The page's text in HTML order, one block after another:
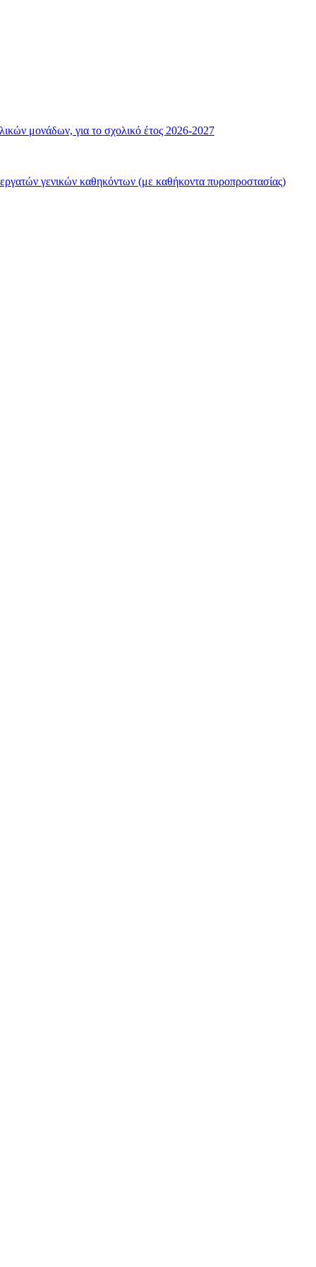
μονάδων, για το σχολικό έτος 2026-2027
γενικών καθηκόντων (με καθήκοντα πυροπροστασίας)